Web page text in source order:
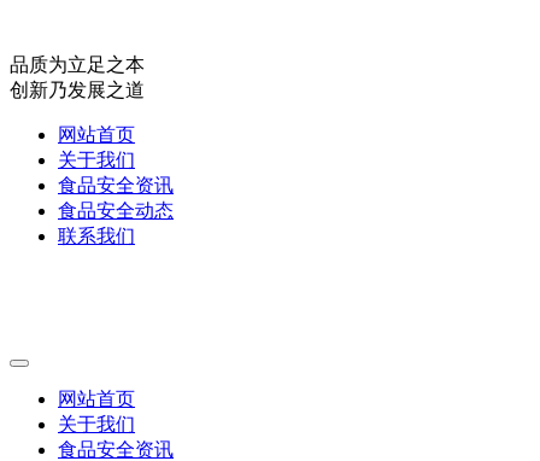
品质为立足之本
创新乃发展之道
网站首页
关于我们
食品安全资讯
食品安全动态
联系我们
网站首页
关于我们
食品安全资讯